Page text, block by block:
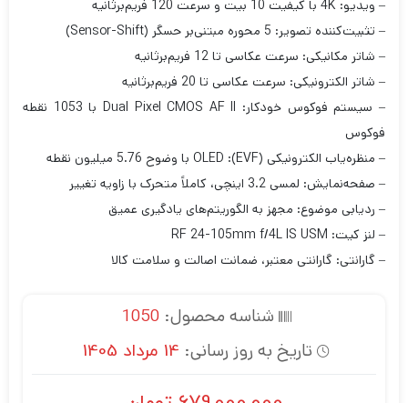
– ویدیو: 4K با کیفیت 10 بیت و سرعت 120 فریم‌بر‌ثانیه
– تثبیت‌کننده تصویر: 5 محوره مبتنی‌بر حسگر (Sensor-Shift)
– شاتر مکانیکی: سرعت عکاسی تا 12 فریم‌بر‌ثانیه
– شاتر الکترونیکی: سرعت عکاسی تا 20 فریم‌بر‌ثانیه
– سیستم فوکوس خودکار: Dual Pixel CMOS AF II با 1053 نقطه
فوکوس
– منظره‌یاب الکترونیکی (EVF): OLED با وضوح 5.76 میلیون نقطه
– صفحه‌نمایش: لمسی 3.2 اینچی، کاملاً متحرک با زاویه تغییر
– ردیابی موضوع: مجهز به الگوریتم‌های یادگیری عمیق
– لنز کیت: RF 24-105mm f/4L IS USM
– گارانتی: گارانتی معتبر، ضمانت اصالت و سلامت کالا
شناسه محصول:1050
تاریخ به روز رسانی: 14 مرداد 1405